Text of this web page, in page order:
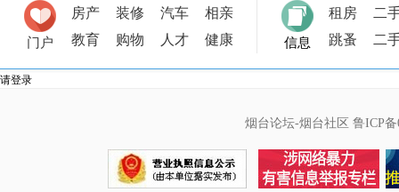
门户
房产 装修 汽车
相亲
教育
购物 人才 健康 信息
租房
二
跳蚤
二
请登录
烟台论坛-烟台社区 鲁ICP备